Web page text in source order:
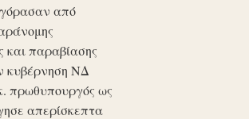
από
και παραβίασης
κυβέρνηση ΝΔ
πρωθυπουργός ως
απερίσκεπτα